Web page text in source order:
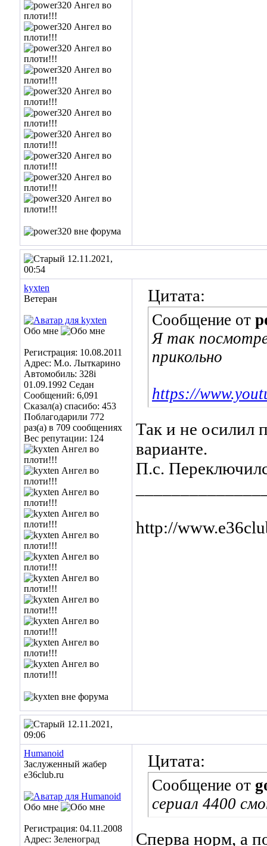
12.11.2021,
00:54
kyxten
Ветеран
Обо мне
Регистрация: 10.08.2011
Адрес: М.о. Лыткарино
Автомобиль: 328i
01.09.1992 Седан
Сообщений: 6,091
Сказал(а) спасибо: 453
Поблагодарили 772
раз(а) в 709 сообщениях
Вес репутации: 124
Цитата:
Сообщение от
Я так
прикольно
https://
Так и не осилил
варианте.
П.с.
http://
12.11.2021,
09:06
Humanoid
Заслуженный жабер
е36club.ru
Обо мне
Регистрация: 04.11.2008
Адрес: Зеленоград
Цитата:
Сообщение от
сериал 4400
Сперва норм, а